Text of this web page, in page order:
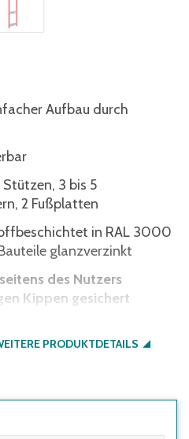
Aufbau durch
3 bis 5
2 Fußplatten
in RAL 3000
glanzverzinkt
des Nutzers
Kippen gesichert
PRODUKTDETAILS